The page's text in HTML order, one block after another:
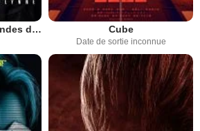
Périphériques, les mondes de Flynne Cube
Date de sortie inconnue